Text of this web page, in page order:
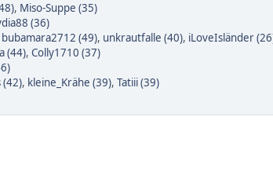
, Miso-Suppe (35)
(36)
bubamara2712 (49), unkrautfalle (40), iLoveIsländer
(44), Colly1710 (37)
(42), kleine_Krähe (39), Tatiii (39)